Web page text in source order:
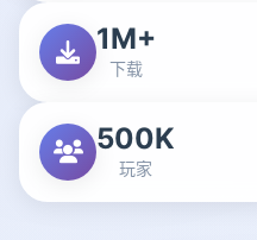
1M+
下载
500K
玩家